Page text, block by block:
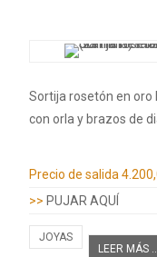
Sortija rosetón en oro
con orla y brazos de
Precio de salida
>> PUJAR AQUÍ
JOYAS
LEER MÁS